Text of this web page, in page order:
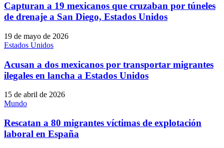
Capturan a 19 mexicanos que cruzaban por túneles
de drenaje a San Diego, Estados Unidos
19 de mayo de 2026
Estados Unidos
Acusan a dos mexicanos por transportar migrantes
ilegales en lancha a Estados Unidos
15 de abril de 2026
Mundo
Rescatan a 80 migrantes víctimas de explotación
laboral en España